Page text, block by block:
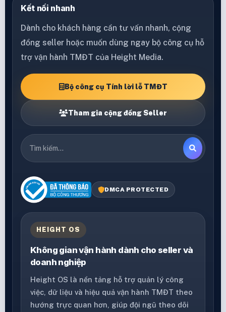
Kết nối nhanh
Dành cho khách hàng cần tư vấn nhanh, cộng
đồng seller hoặc muốn dùng ngay bộ công cụ hỗ
trợ vận hành TMĐT của Height Media.
Bộ công cụ Tính lời lỗ TMĐT
Tham gia cộng đồng Seller
DMCA PROTECTED
HEIGHT OS
Không gian vận hành dành cho seller và
doanh nghiệp
Height OS là nền tảng hỗ trợ quản lý công
việc, dữ liệu và hiệu quả vận hành TMĐT theo
hướng trực quan hơn, giúp đội ngũ theo dõi